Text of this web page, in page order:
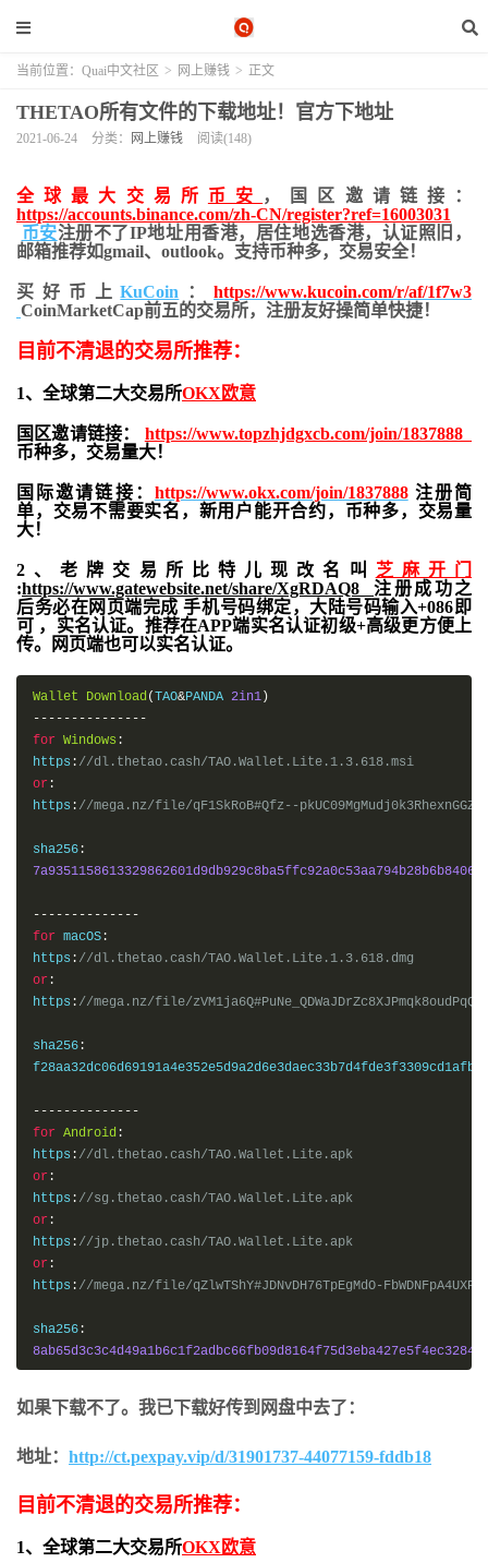
当前位置： Quai中文社区 > 网上赚钱 > 正文
THETAO所有文件的下载地址！官方下地址
2021-06-24 分类： 网上赚钱 阅读(148)
全球最大交易所 币安
，国区邀请链接：
https://accounts.binance.com/zh-CN/register?ref=16003031
币安注册不了IP地址用香港，居住地选香港，认证照旧，
邮箱推荐如gmail、outlook。支持币种多，交易安全！
买好币上KuCoin ：https://www.kucoin.com/r/af/1f7w3
CoinMarketCap前五的交易所，注册友好操简单快捷！
目前不清退的交易所推荐：
1、全球第二大交易所OKX欧意
国区邀请链接： https://www.topzhjdgxcb.com/join/1837888
币种多，交易量大！
国际邀请链接： https://www.okx.com/join/1837888注册简
单，交易不需要实名，新用户能开合约， 币种多，交易量
大！
2、老牌交易所比特儿现改名叫 芝麻开门
:https://www.gatewebsite.net/share/XgRDAQ8 注册成功之
后务必在网页端完成 手机号码绑定，大陆号码输入+086即
可 ，实名认证。推荐在APP端实名认证初级+高级更方便上
传。网页端也可以实名认证。
Wallet Download (TAO&PANDA 2in1 )
---------------
for Windows :
https : //dl.thetao.cash/TAO.Wallet.Lite.1.3.618.msi
or :
https : //mega.nz/file/qF1SkRoB#Qfz--
sha256 :
--------------
for macOS :
https : //dl.thetao.cash/TAO.Wallet.Lite.1.3.618.dmg
or :
https : //mega.nz/file/
sha256 :
--------------
for Android :
https : //dl.thetao.cash/TAO.Wallet.Lite.apk
or :
https : //sg.thetao.cash/TAO.Wallet.Lite.apk
or :
https : //jp.thetao.cash/TAO.Wallet.Lite.apk
or :
https : //mega.nz/file/qZlwTShY#JDNvDH76TpEgMdO-
sha256 :
如果下载不了。我已下载好传到网盘中去了：
地址： http://ct.pexpay.vip/d/31901737-44077159-fddb18
目前不清退的交易所推荐：
1、全球第二大交易所OKX欧意